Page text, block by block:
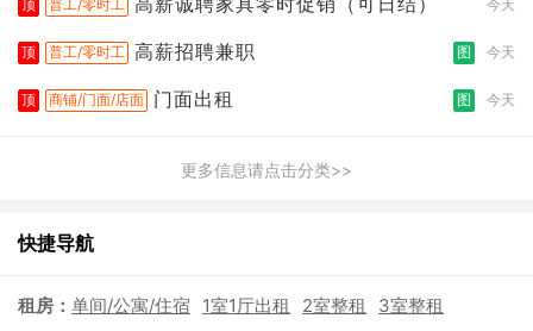
顶 普工/零时工 今天
顶 普工/零时工 高薪招聘兼职 图 今天
顶 商铺/门面/店面 门面出租 图 今天
更多信息请点击分类>>
快捷导航
租房： 单间/公寓/住宿 1室1厅出租 2室整租
3室整租